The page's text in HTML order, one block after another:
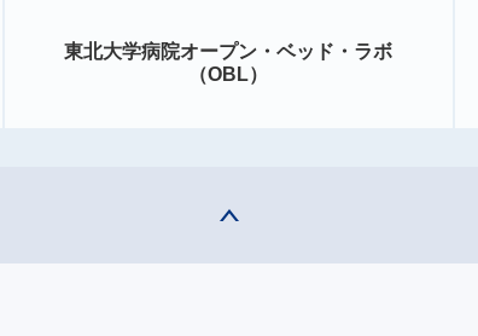
東北大学病院オープン・ベッド・ラボ
（OBL）